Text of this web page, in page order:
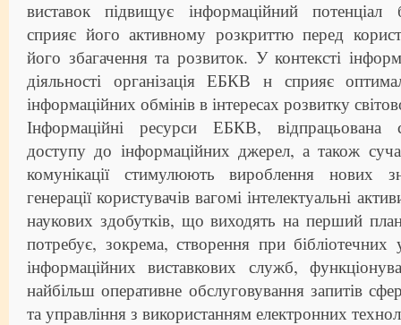
виставок підвищує інформаційний потенціал
сприяє його активному розкриттю перед
його збагачення та розвиток. У контексті
діяльності організація ЕБКВ н сприяє
інформаційних обмінів в інтересах розвитку
Інформаційні ресурси ЕБКВ, відпрацьована
доступу до інформаційних джерел, а також
комунікації стимулюють вироблення нових
генерації користувачів вагомі інтелектуальні
наукових здобутків, що виходять на перший
потребує, зокрема, створення при бібліотечних
інформаційних виставкових служб,
найбільш оперативне обслуговування запитів
та управління з використанням електронних